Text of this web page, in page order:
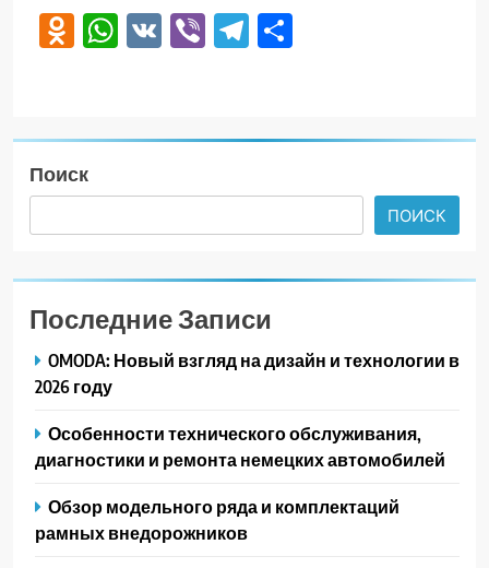
Odnoklassniki
WhatsApp
VK ViberTelegram
Поиск
ПОИСК
Последние Записи
OMODA: Новый взгляд на дизайн и технологии в
2026 году
Особенности технического обслуживания,
диагностики и ремонта немецких автомобилей
Обзор модельного ряда и комплектаций
рамных внедорожников